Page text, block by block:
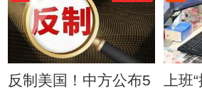
反制美国！中方公布5
上班